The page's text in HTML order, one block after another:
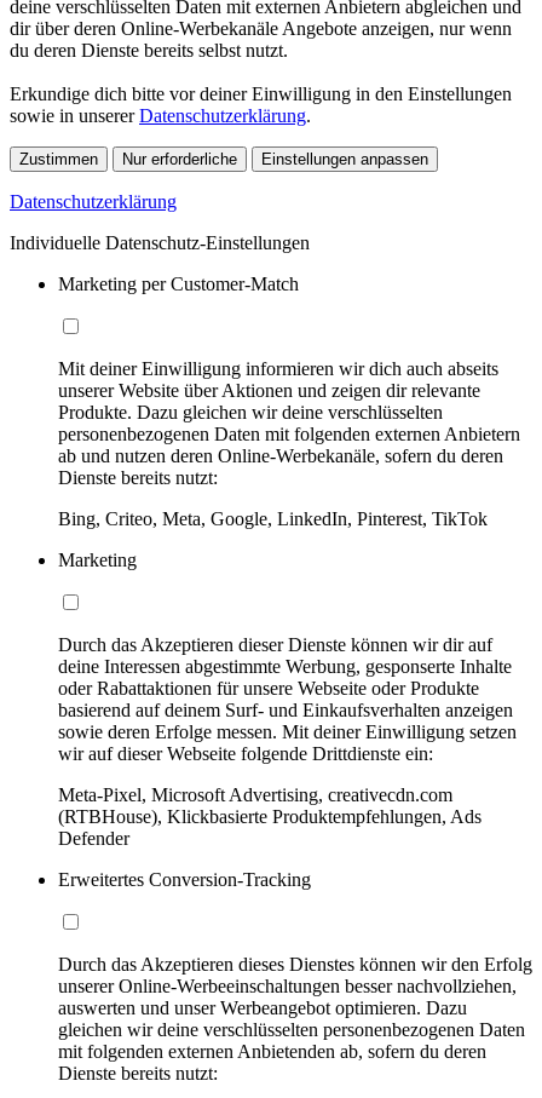
deine verschlüsselten Daten mit externen Anbietern abgleichen und
dir über deren Online-Werbekanäle Angebote anzeigen, nur wenn
du deren Dienste bereits selbst nutzt.
Erkundige dich bitte vor deiner Einwilligung in den Einstellungen
sowie in unsererDatenschutzerklärung.
Zustimmen Nur erforderliche Einstellungen anpassen
Datenschutzerklärung
Individuelle Datenschutz-Einstellungen
Marketing per Customer-Match
Mit deiner Einwilligung informieren wir dich auch abseits
unserer Website über Aktionen und zeigen dir relevante
Produkte. Dazu gleichen wir deine verschlüsselten
personenbezogenen Daten mit folgenden externen Anbietern
ab und nutzen deren Online-Werbekanäle, sofern du deren
Dienste bereits nutzt:
Bing, Criteo, Meta, Google, LinkedIn, Pinterest, TikTok
Marketing
Durch das Akzeptieren dieser Dienste können wir dir auf
deine Interessen abgestimmte Werbung, gesponserte Inhalte
oder Rabattaktionen für unsere Webseite oder Produkte
basierend auf deinem Surf- und Einkaufsverhalten anzeigen
sowie deren Erfolge messen. Mit deiner Einwilligung setzen
wir auf dieser Webseite folgende Drittdienste ein:
Meta-Pixel, Microsoft Advertising, creativecdn.com
(RTBHouse), Klickbasierte Produktempfehlungen, Ads
Defender
Erweitertes Conversion-Tracking
Durch das Akzeptieren dieses Dienstes können wir den Erfolg
unserer Online-Werbeeinschaltungen besser nachvollziehen,
auswerten und unser Werbeangebot optimieren. Dazu
gleichen wir deine verschlüsselten personenbezogenen Daten
mit folgenden externen Anbietenden ab, sofern du deren
Dienste bereits nutzt: